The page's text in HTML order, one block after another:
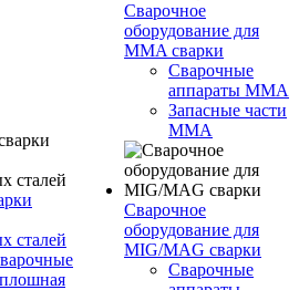
сталей
Сварочное
оборудование для
MMA сварки
Сварочные
аппараты MMA
Запасные части
MMA
Сварочное
оборудование для
MIG/MAG сварки
Сварочные